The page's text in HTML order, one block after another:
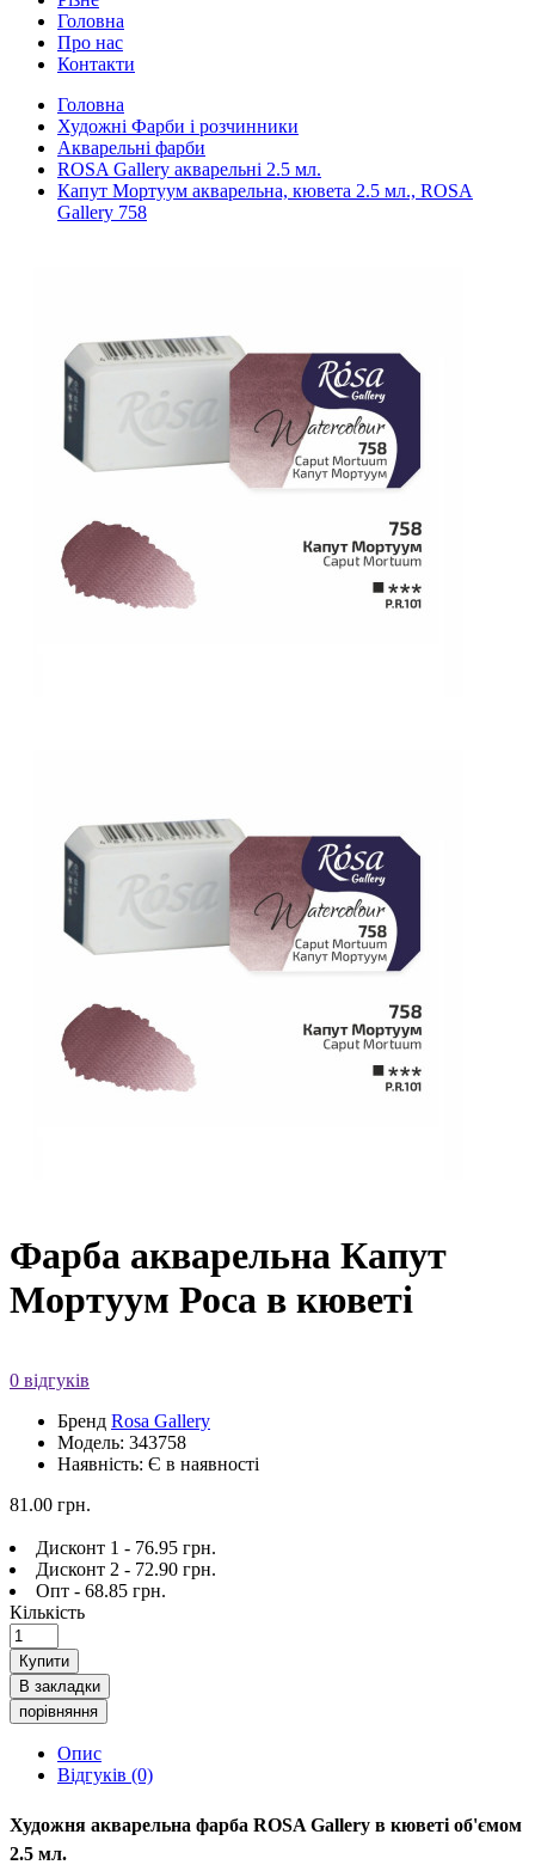
Головна
Про нас
Контакти
Головна
Художні Фарби і розчинники
Акварельні фарби
ROSA Gallery акварельні 2.5 мл.
Капут Мортуум акварельна, кювета 2.5 мл., ROSA
Gallery 758
Фарба акварельна Капут
Мортуум Роса в кюветі
0 відгуків
Бренд Rosa Gallery
Модель: 343758
Наявність: Є в наявності
81.00 грн.
Дисконт 1 - 76.95 грн.
Дисконт 2 - 72.90 грн.
Опт - 68.85 грн.
Кількість
Купити
В закладки
порівняння
Опис
Відгуків (0)
Художня акварельна фарба ROSA Gallery в кюветі об'ємом
2.5 мл.